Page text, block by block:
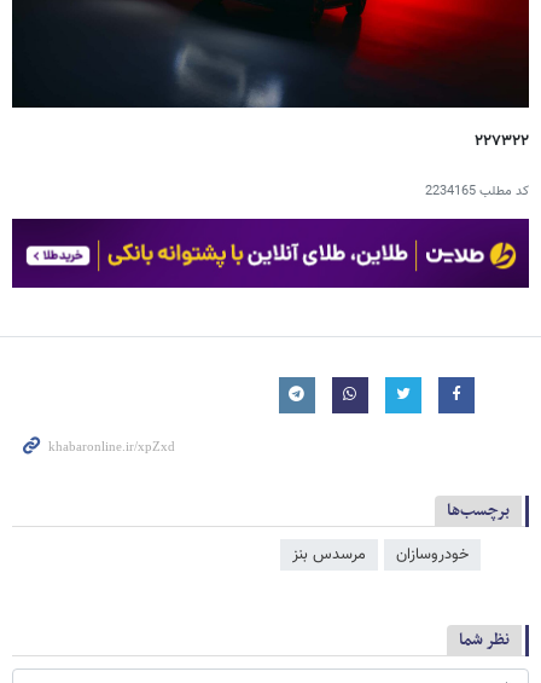
۲۲۷۳۲۲
کد مطلب2234165
برچسب‌ها
خودروسازان مرسدس بنز
نظر شما